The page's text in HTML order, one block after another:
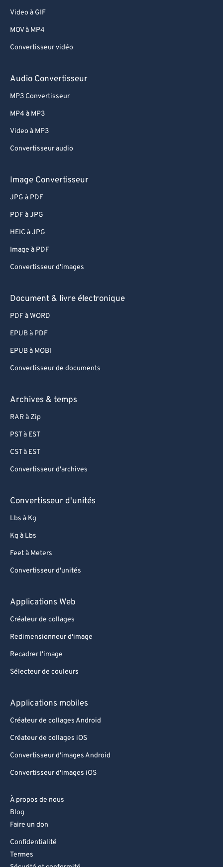
Video à GIF
MOV à MP4
Convertisseur vidéo
Audio Convertisseur
MP3 Convertisseur
MP4 à MP3
Video à MP3
Convertisseur audio
Image Convertisseur
JPG à PDF
PDF à JPG
HEIC à JPG
Image à PDF
Convertisseur d'images
Document & livre électronique
PDF à WORD
EPUB à PDF
EPUB à MOBI
Convertisseur de documents
Archives & temps
RAR à Zip
PST à EST
CST à EST
Convertisseur d'archives
Convertisseur d'unités
Lbs à Kg
Kg à Lbs
Feet à Meters
Convertisseur d'unités
Applications Web
Créateur de collages
Redimensionneur d'image
Recadrer l'image
Sélecteur de couleurs
Applications mobiles
Créateur de collages Android
Créateur de collages iOS
Convertisseur d'images Android
Convertisseur d'images iOS
À propos de nous
Blog
Faire un don
Confidentialité
Termes